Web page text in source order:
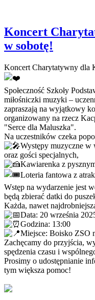
Koncert
w sobotę!
Koncert Charytatywny dla
Społeczność Szkoły
miłośniczki muzyki –
zapraszają na wyjątkowy
organizowany na rzecz
"Serce dla Maluszka".
Na uczestników czeka
Występy muzyczne w
oraz gości specjalnych,
Kawiarenka z
Loteria fantowa z
Wstęp na wydarzenie jest
będą zbierać datki do
Każda, nawet
Data: 20 września
Godzina: 13:00
Miejsce: Boisko ZSO
Zachęcamy do przyjścia,
spędzenia czasu i
Prosimy o udostępnianie
tym większa pomoc!